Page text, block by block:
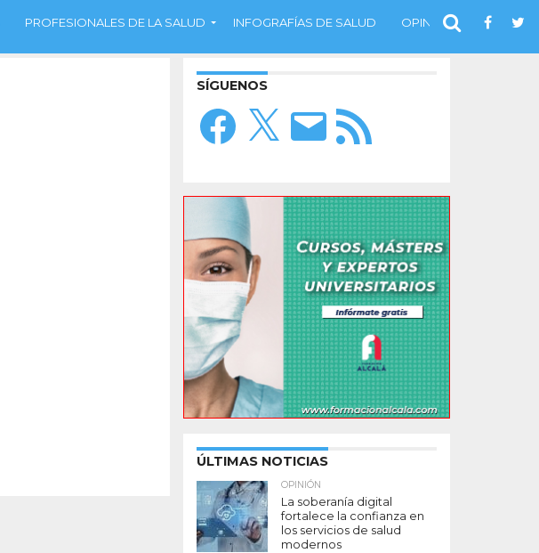
PROFESIONALES DE LA SALUD INFOGRAFÍAS DE SALUD OPINIÓN
SÍGUENOS
Facebook
X
Correo
electrónico
Feed
RSS
ÚLTIMAS NOTICIAS
OPINIÓN
La soberanía digital
fortalece la confianza en
los servicios de salud
modernos